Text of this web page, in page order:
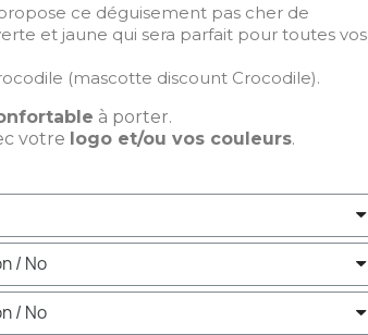
ce déguisement pas cher de
et jaune qui sera parfait pour toutes vos
(mascotte discount Crocodile).
à porter.
votre logo et/ou vos couleurs.